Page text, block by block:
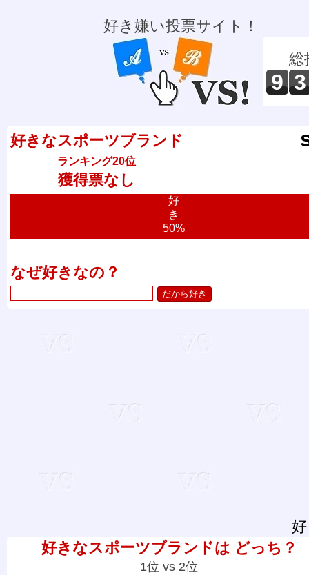
好き嫌い投票サイト！
総
9 3
好きなスポーツブランド
ランキング20位
獲得票なし
好
き
50%
なぜ好きなの？
好きなスポーツブランドは どっち？
1位 vs 2位